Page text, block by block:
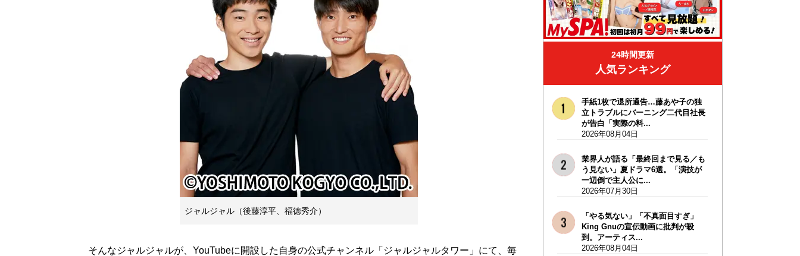
ジャルジャル（後藤淳平、福徳秀介）
そんなジャルジャルが、YouTubeに開設した自身の公式チャンネル「ジャルジャルタワー」にて、毎
24時間更新
人気ランキング
手紙1枚で退所通告…藤あや子の独
立トラブルにバーニング二代目社長
が告白「実際の料...
2026年08月04日
業界人が語る「最終回まで見る／も
う見ない」夏ドラマ6選。「演技が
一辺倒で主人公に...
2026年07月30日
「やる気ない」「不真面目すぎ」
King Gnuの宣伝動画に批判が殺
到。アーティス...
2026年08月04日